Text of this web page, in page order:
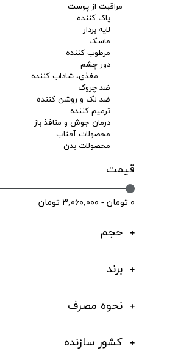
مراقبت از پوست
پاک کننده
لایه بردار
ماسک
مرطوب کننده
دور چشم
مغذی، شاداب کننده
ضد چروک
ضد لک و روشن کننده
ترمیم کننده
درمان جوش و منافذ باز
محصولات آفتاب
محصولات بدن
قیمت
۰ تومان - ۳,۰۶۰,۰۰۰ تومان
حجم
برند
نحوه مصرف
کشور سازنده